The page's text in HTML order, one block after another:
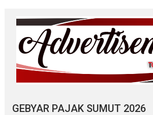
GEBYAR PAJAK SUMUT 2026